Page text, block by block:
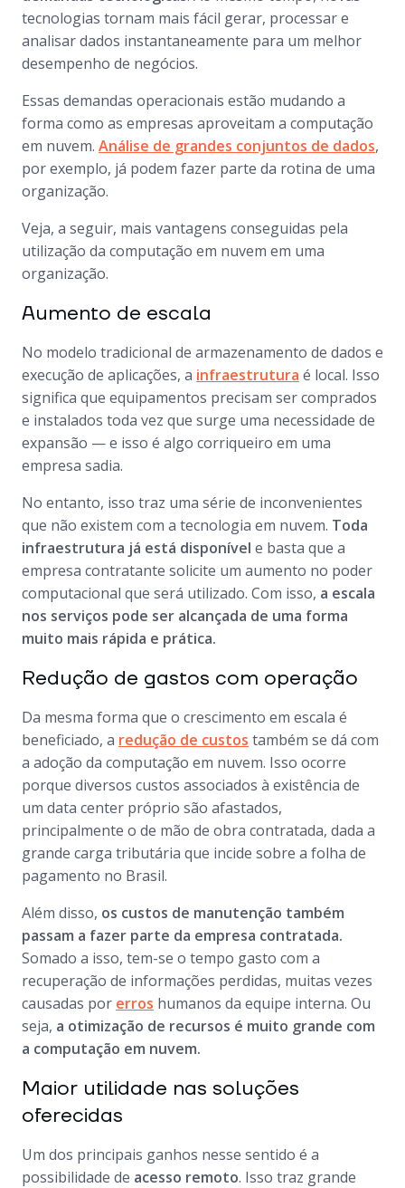
tecnologias tornam mais fácil gerar, processar e
analisar dados instantaneamente para um melhor
desempenho de negócios.
Essas demandas operacionais estão mudando a
forma como as empresas aproveitam a computação
em nuvem. Análise de grandes conjuntos de dados,
por exemplo, já podem fazer parte da rotina de uma
organização.
Veja, a seguir, mais vantagens conseguidas pela
utilização da computação em nuvem em uma
organização.
Aumento de escala
No modelo tradicional de armazenamento de dados e
execução de aplicações, a infraestrutura é local. Isso
significa que equipamentos precisam ser comprados
e instalados toda vez que surge uma necessidade de
expansão — e isso é algo corriqueiro em uma
empresa sadia.
No entanto, isso traz uma série de inconvenientes
que não existem com a tecnologia em nuvem. Toda
infraestrutura já está disponível e basta que a
empresa contratante solicite um aumento no poder
computacional que será utilizado. Com isso, a escala
nos serviços pode ser alcançada de uma forma
muito mais rápida e prática.
Redução de gastos com operação
Da mesma forma que o crescimento em escala é
beneficiado, a redução de custos também se dá com
a adoção da computação em nuvem. Isso ocorre
porque diversos custos associados à existência de
um data center próprio são afastados,
principalmente o de mão de obra contratada, dada a
grande carga tributária que incide sobre a folha de
pagamento no Brasil.
Além disso, os custos de manutenção também
passam a fazer parte da empresa contratada.
Somado a isso, tem-se o tempo gasto com a
recuperação de informações perdidas, muitas vezes
causadas por erros humanos da equipe interna. Ou
seja, a otimização de recursos é muito grande com
a computação em nuvem.
Maior utilidade nas soluções
oferecidas
Um dos principais ganhos nesse sentido é a
possibilidade de acesso remoto. Isso traz grande